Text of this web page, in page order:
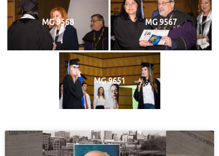
MG 9568 MG 9567
MG 9651